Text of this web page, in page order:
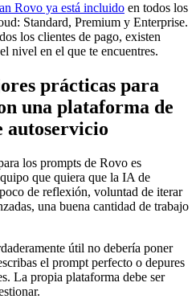
Rovo ya está incluido en todos los
Standard, Premium y Enterprise.
los clientes de pago, existen
nivel en el que te encuentres.
prácticas para
una plataforma de
autoservicio
los prompts de Rovo es
que quiera que la IA de
de reflexión, voluntad de iterar
una buena cantidad de trabajo
útil no debería poner
el prompt perfecto o depures
La propia plataforma debe ser